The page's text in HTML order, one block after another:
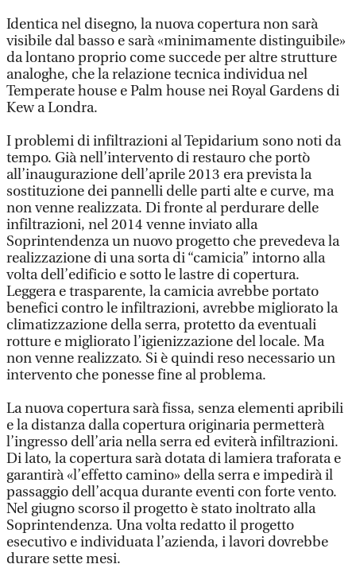
Identica nel disegno, la nuova copertura non sarà
visibile dal basso e sarà «minimamente distinguibile»
da lontano proprio come succede per altre strutture
analoghe, che la relazione tecnica individua nel
Temperate house e Palm house nei Royal Gardens di
Kew a Londra.
I problemi di infiltrazioni al Tepidarium sono noti da
tempo. Già nell’intervento di restauro che portò
all’inaugurazione dell’aprile 2013 era prevista la
sostituzione dei pannelli delle parti alte e curve, ma
non venne realizzata. Di fronte al perdurare delle
infiltrazioni, nel 2014 venne inviato alla
Soprintendenza un nuovo progetto che prevedeva la
realizzazione di una sorta di “camicia” intorno alla
volta dell’edificio e sotto le lastre di copertura.
Leggera e trasparente, la camicia avrebbe portato
benefici contro le infiltrazioni, avrebbe migliorato la
climatizzazione della serra, protetto da eventuali
rotture e migliorato l’igienizzazione del locale. Ma
non venne realizzato. Si è quindi reso necessario un
intervento che ponesse fine al problema.
La nuova copertura sarà fissa, senza elementi apribili
e la distanza dalla copertura originaria permetterà
l’ingresso dell’aria nella serra ed eviterà infiltrazioni.
Di lato, la copertura sarà dotata di lamiera traforata e
garantirà «l’effetto camino» della serra e impedirà il
passaggio dell’acqua durante eventi con forte vento.
Nel giugno scorso il progetto è stato inoltrato alla
Soprintendenza. Una volta redatto il progetto
esecutivo e individuata l’azienda, i lavori dovrebbe
durare sette mesi.